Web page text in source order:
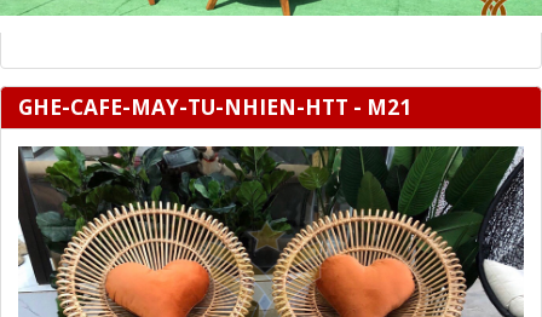
GHE-CAFE-MAY-TU-NHIEN-HTT - M21